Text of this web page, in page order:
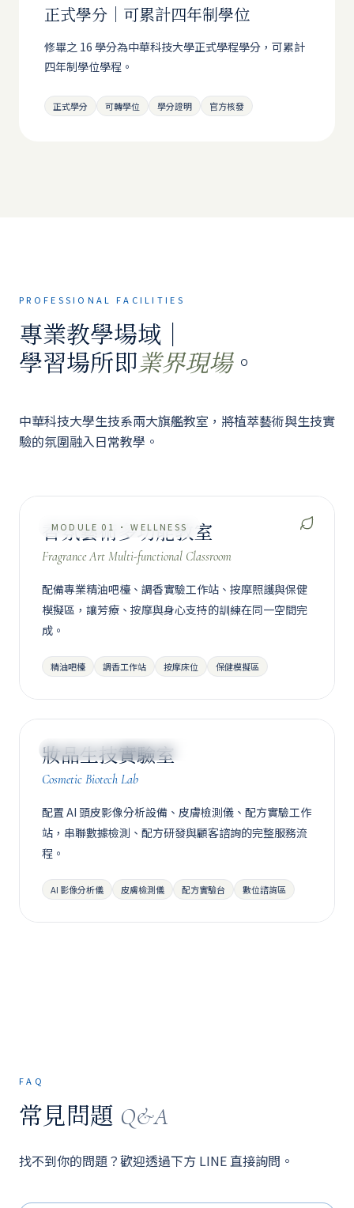
正式學分｜可累計四年制學位
修畢之 16 學分為中華科技大學正式學程學分，可累計
四年制學位學程。
正式學分 可轉學位 學分證明 官方核發
PROFESSIONAL FACILITIES
專業教學場域｜
學習場所即業界現場。
中華科技大學生技系兩大旗艦教室，將植萃藝術與生技實
驗的氛圍融入日常教學。
MODULE 01 · WELLNESS
香氛藝術多功能教室
Fragrance Art Multi-functional Classroom
配備專業精油吧檯、調香實驗工作站、按摩照護與保健
模擬區，讓芳療、按摩與身心支持的訓練在同一空間完
成。
精油吧檯 調香工作站 按摩床位 保健模擬區
MODULE 02 · BEAUTY TECH
妝品生技實驗室
Cosmetic Biotech Lab
配置 AI 頭皮影像分析設備、皮膚檢測儀、配方實驗工作
站，串聯數據檢測、配方研發與顧客諮詢的完整服務流
程。
AI 影像分析儀 皮膚檢測儀 配方實驗台 數位諮詢區
FAQ
常見問題 Q&A
找不到你的問題？歡迎透過下方 LINE 直接詢問。